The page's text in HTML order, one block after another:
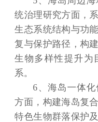
统治理研究方面，
生态系统结构与功
复与保护路径，构
生物多样性提升为
系。
6、海岛一体化
方面，构建海岛复
特色生物群落保护